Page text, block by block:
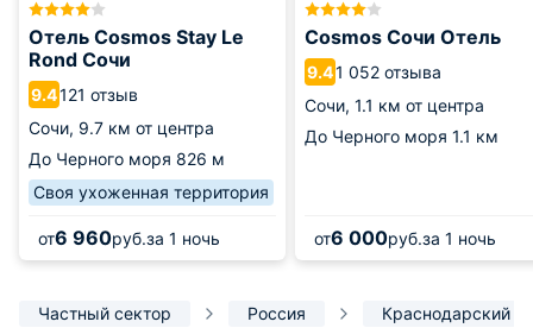
Отель Cosmos Stay Le
Rond Сочи
9.4121 отзыв
Сочи, 9.7 км от центра
До Черного моря 826 м
Своя ухоженная территория
от6 960руб.за 1 ночь
Cosmos Сочи Отель
9.41 052 отзыва
Сочи, 1.1 км от центра
До Черного моря 1.1 км
от6 000руб.за 1 ночь
Частный сектор Россия Краснодарский